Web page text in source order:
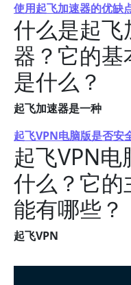
使用起飞加速器的优缺
什么是起飞
器？它的基
是什么？
起飞加速器是一种
起飞VPN电脑版是否安
起飞VPN电
什么？它的
能有哪些？
起飞VPN